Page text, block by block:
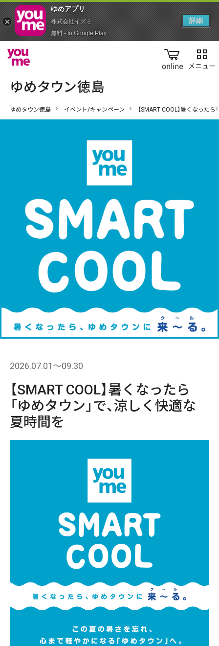
online
ゆめタウン徳島 イベント/キャンペーン 【SMART COOL】暑くなった
2026.07.01〜09.30
【SMART COOL】暑くなったら
「ゆめタウン」で、涼しく快適な
夏時間を
ゆめアプ‪リ‬
株式会社イズミ
無料 - In Google Play
詳細